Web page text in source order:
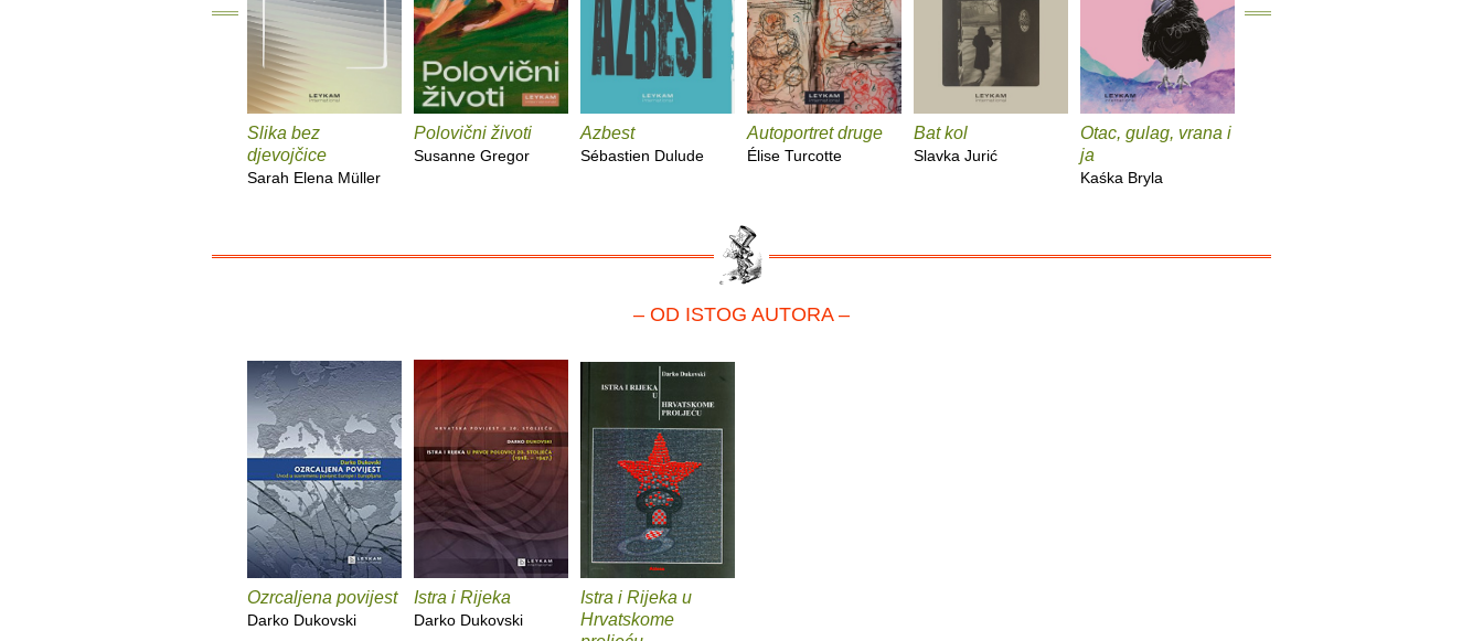
Slika bez
djevojčice
Sarah Elena Müller
Polovični životi
Susanne Gregor
Azbest
Sébastien Dulude
Autoportret druge
Élise Turcotte
Bat kol
Slavka Jurić
Otac, gulag, vrana i
ja
Kaśka Bryla
– OD ISTOG AUTORA –
Ozrcaljena povijest
Darko Dukovski
Istra i Rijeka
Darko Dukovski
Istra i Rijeka u
Hrvatskome